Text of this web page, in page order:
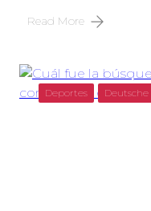
Read More
Deportes Deutsche